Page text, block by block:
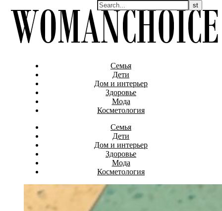
Семья
Дети
Дом и интерьер
Здоровье
Мода
Косметология
Семья
Дети
Дом и интерьер
Здоровье
Мода
Косметология